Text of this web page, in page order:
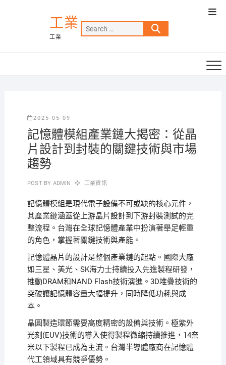
工業
工業
Search
…
2025-05-09
記憶體模組產業鏈大揭密：從晶
片設計到封裝的關鍵技術與市場
趨勢
POST BY ADMIN 工業資訊
記憶體模組是現代電子設備不可或缺的核心元件，
其產業鏈涵蓋從上游晶片設計到下游封裝測試的完
整流程。台灣在全球記憶體產業中扮演著舉足輕重
的角色，掌握著關鍵技術與產能。
記憶體晶片的設計是整個產業鏈的起點。國際大廠
如三星、美光、SK海力士持續投入先進製程研發，
推動DRAM和NAND Flash技術演進。3D堆疊技術的
突破讓記憶體容量大幅提升，同時降低功耗與成
本。
晶圓製造環節需要高度精密的設備與技術。極紫外
光刻(EUV)技術的導入使得製程微縮持續推進，14奈
米以下製程已成為主流。台灣半導體廠商在記憶體
代工領域具有競爭優勢。